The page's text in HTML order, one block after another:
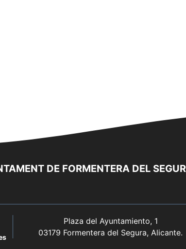
DE FORMENTERA DEL
Plaza del Ayuntamiento, 1
03179 Formentera del Segura, Alicante.